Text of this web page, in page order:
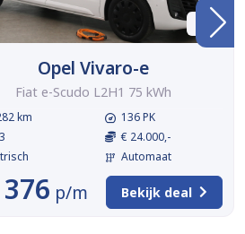
BTW
Opel Vivaro-e
Fiat e-Scudo L2H1 75 kWh
km
136 PK
€ 24.000,-
Automaat
p/m Bekijk deal